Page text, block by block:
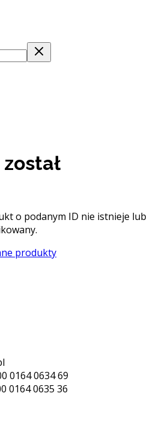
o podanym ID nie istnieje lub
produkty
0164 0634 69
0164 0635 36